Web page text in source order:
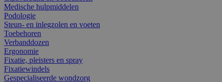
Medische hulpmiddelen
Podologie
Steun- en inlegzolen en voeten
Toebehoren
Verbanddozen
Ergonomie
Fixatie, pleisters en spray
Fixatiewindels
Gespecialiseerde wondzorg